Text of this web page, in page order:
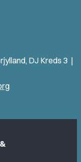
, DJ Kreds 3 |